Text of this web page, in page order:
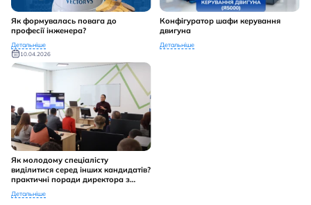
Як формувалась повага до
професії інженера?
Детальніше
Конфігуратор шафи керування
двигуна
Детальніше
10.04.2026
Як молодому спеціалісту
виділитися серед інших кандидатів?
практичні поради директора з
персоналу Vector VS - Надії
Денисенко
Детальніше